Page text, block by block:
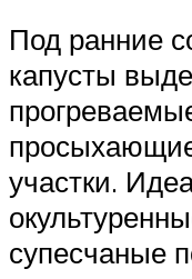
Под ранние
капусты
участки.
супесчаные